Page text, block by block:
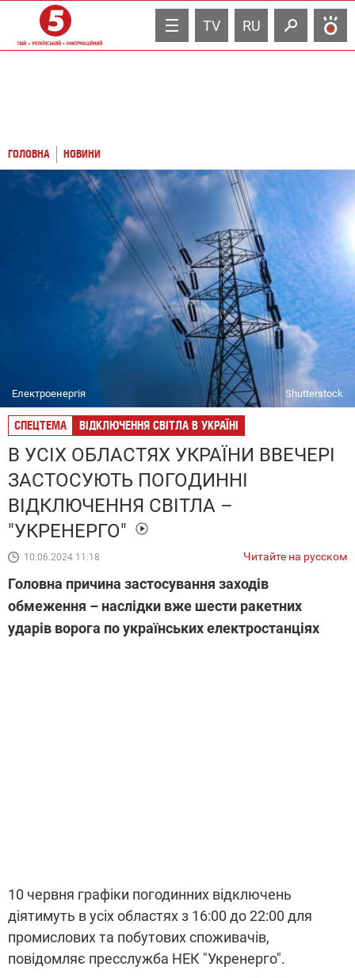
TV RU
ГОЛОВНА НОВИНИ
Електроенергія Shutterstock
СПЕЦТЕМА ВІДКЛЮЧЕННЯ СВІТЛА В УКРАЇНІ
В УСІХ ОБЛАСТЯХ УКРАЇНИ ВВЕЧЕРІ
ЗАСТОСУЮТЬ ПОГОДИННІ
ВІДКЛЮЧЕННЯ СВІТЛА –
"УКРЕНЕРГО"
10.06.2024 11:18 Читайте на русском
Головна причина застосування заходів
обмеження – наслідки вже шести ракетних
ударів ворога по українських електростанціях
10 червня графіки погодинних відключень
діятимуть в усіх областях з 16:00 до 22:00 для
промислових та побутових споживачів,
повідомляє пресслужба НЕК "Укренерго".